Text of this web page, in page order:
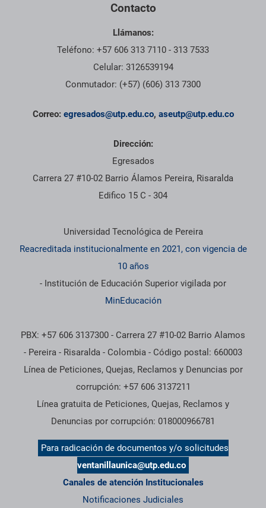
Contacto
Llámanos:
Teléfono: +57 606 313 7110 - 313 7533
Celular: 3126539194
Conmutador: (+57) (606) 313 7300
Correo: egresados@utp.edu.co, aseutp@utp.edu.co
Dirección:
Egresados
Carrera 27 #10-02 Barrio Álamos Pereira, Risaralda
Edifico 15 C - 304
Información institucional
Universidad Tecnológica de Pereira
Reacreditada institucionalmente en 2021, con vigencia de
10 años
- Institución de Educación Superior vigilada por
MinEducación
PBX: +57 606 3137300 - Carrera 27 #10-02 Barrio Alamos
- Pereira - Risaralda - Colombia - Código postal: 660003
Línea de Peticiones, Quejas, Reclamos y Denuncias por
corrupción: +57 606 3137211
Línea gratuita de Peticiones, Quejas, Reclamos y
Denuncias por corrupción: 018000966781
Para radicación de documentos y/o solicitudes
ventanillaunica@utp.edu.co
Canales de atención Institucionales
Notificaciones Judiciales